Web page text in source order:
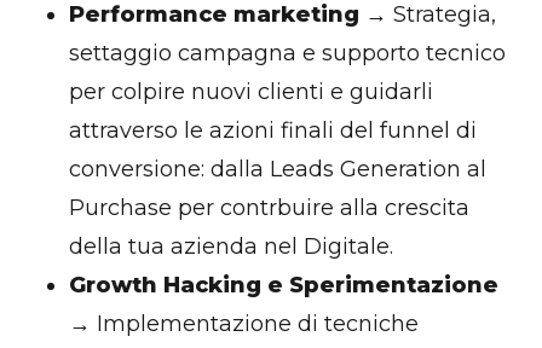
Performance marketing → Strategia,
settaggio campagna e supporto tecnico
per colpire nuovi clienti e guidarli
attraverso le azioni finali del funnel di
conversione: dalla Leads Generation al
Purchase per contrbuire alla crescita
della tua azienda nel Digitale.
Growth Hacking e Sperimentazione
→ Implementazione di tecniche